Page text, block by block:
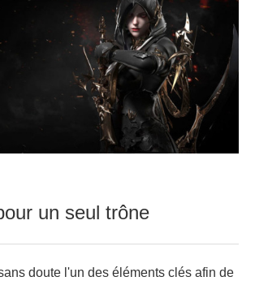
un seul trône
doute l'un des éléments clés afin de